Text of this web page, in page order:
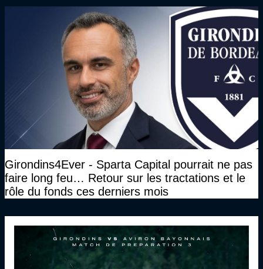
Girondins4Ever - Sparta Capital pourrait ne pas
faire long feu… Retour sur les tractations et le
rôle du fonds ces derniers mois